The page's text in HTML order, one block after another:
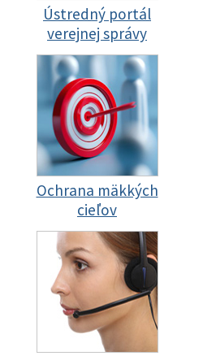
Ústredný portál
verejnej správy
Ochrana mäkkých
cieľov